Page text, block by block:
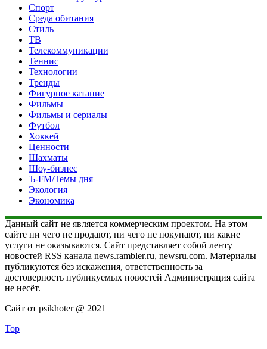
Спорт
Среда обитания
Стиль
ТВ
Телекоммуникации
Теннис
Технологии
Тренды
Фигурное катание
Фильмы
Фильмы и сериалы
Футбол
Хоккей
Ценности
Шахматы
Шоу-бизнес
Ъ-FM/Темы дня
Экология
Экономика
Данный сайт не является коммерческим проектом. На этом
сайте ни чего не продают, ни чего не покупают, ни какие
услуги не оказываются. Сайт представляет собой ленту
новостей RSS канала news.rambler.ru, newsru.com. Материалы
публикуются без искажения, ответственность за
достоверность публикуемых новостей Администрация сайта
не несёт.
Сайт от psikhoter @ 2021
Top